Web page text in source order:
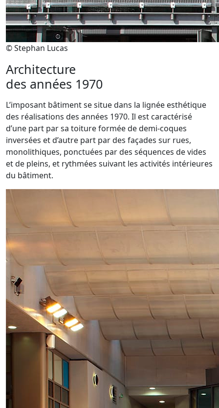
© Stephan Lucas
Architecture
des années 1970
L’imposant bâtiment se situe dans la lignée esthétique
des réalisations des années 1970. Il est caractérisé
d’une part par sa toiture formée de demi-coques
inversées et d’autre part par des façades sur rues,
monolithiques, ponctuées par des séquences de vides
et de pleins, et rythmées suivant les activités intérieures
du bâtiment.